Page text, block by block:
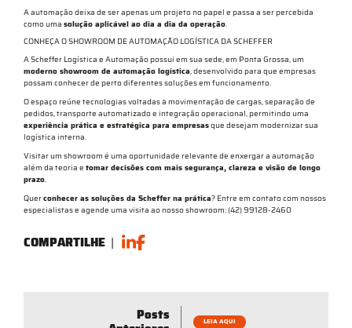
A automação deixa de ser apenas um projeto no papel e passa a ser percebida
como uma solução aplicável ao dia a dia da operação.
CONHEÇA O SHOWROOM DE AUTOMAÇÃO LOGÍSTICA DA SCHEFFER
A Scheffer Logística e Automação possui em sua sede, em Ponta Grossa, um
moderno showroom de automação logística, desenvolvido para que empresas
possam conhecer de perto diferentes soluções em funcionamento.
O espaço reúne tecnologias voltadas à movimentação de cargas, separação de
pedidos, transporte automatizado e integração operacional, permitindo uma
experiência prática e estratégica para empresasque desejam modernizar sua
logística interna.
Visitar um showroom é uma oportunidade relevante de enxergar a automação
além da teoria e tomar decisões com mais segurança, clareza e visão de longo
prazo.
Querconhecer as soluções da Scheffer na prática? Entre em contato com nossos
especialistas e agende uma visita ao nosso showroom: (42) 99128-2460
COMPARTILHE |
Posts LEIA AQUI